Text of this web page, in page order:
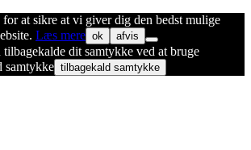
at sikre at vi giver dig den bedst mulige
Læs mere ok afvis
dit samtykke ved at bruge
samtykke tilbagekald samtykke